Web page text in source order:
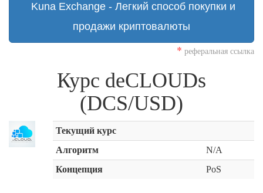
Kuna Exchange - Легкий способ покупки и
продажи криптовалюты
* реферальная ссылка
Курс deCLOUDs
(DCS/USD)
Текущий курс
Алгоритм
N/A
Концепция
PoS